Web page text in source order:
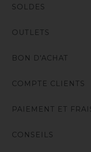
SOLDES
OUTLETS
BON D'ACHAT
COMPTE CLIENTS
PAIEMENT ET
CONSEILS